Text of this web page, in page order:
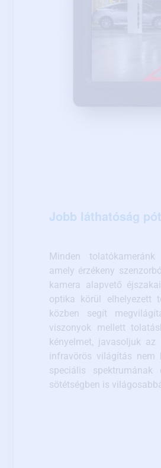
Jobb láthatóság
Minden
amely érzékeny
kamera alapvető
optika körül elhelyezett
közben segít
viszonyok mellett
kényelmet, javasoljuk
infravörös világítás
speciális spektrumának
sötétségben is